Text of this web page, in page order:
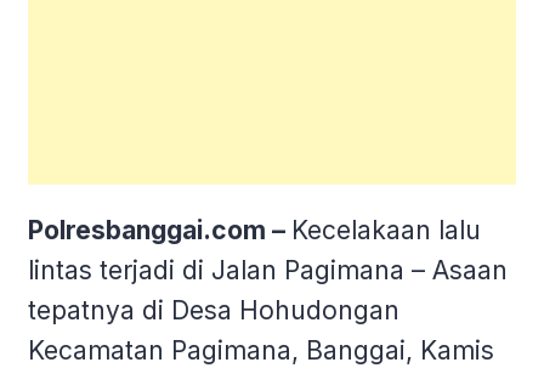
Polresbanggai.com – Kecelakaan lalu
lintas terjadi di Jalan Pagimana – Asaan
tepatnya di Desa Hohudongan
Kecamatan Pagimana, Banggai, Kamis